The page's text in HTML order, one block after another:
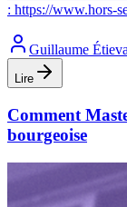
: https://www.hors-
Guillaume
Lire
Comment
bourgeoise